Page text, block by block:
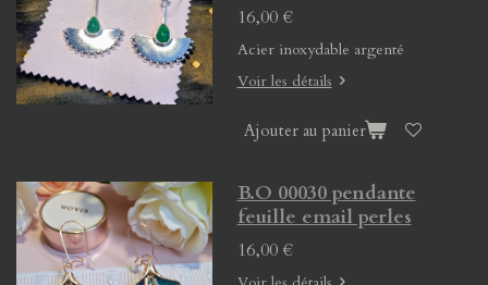
16,00 €
Acier inoxydable argenté
Voir les détails
Ajouter au panier
B.O 00030 pendante
feuille email perles
16,00 €